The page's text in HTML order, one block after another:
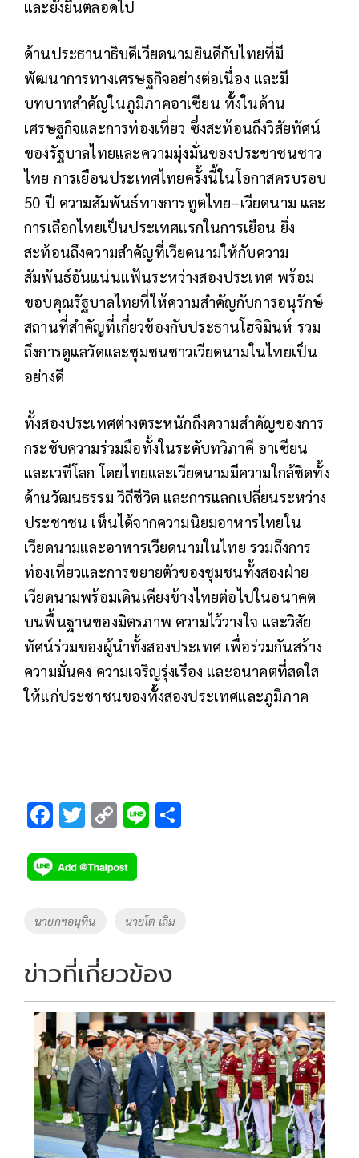
และยั่งยืนตลอดไป
ด้านประธานาธิบดีเวียดนามยินดีกับไทยที่มี
พัฒนาการทางเศรษฐกิจอย่างต่อเนื่อง และมี
บทบาทสำคัญในภูมิภาคอาเซียน ทั้งในด้าน
เศรษฐกิจและการท่องเที่ยว ซึ่งสะท้อนถึงวิสัยทัศน์
ของรัฐบาลไทยและความมุ่งมั่นของประชาชนชาว
ไทย การเยือนประเทศไทยครั้งนี้ในโอกาสครบรอบ
50 ปี ความสัมพันธ์ทางการทูตไทย–เวียดนาม และ
การเลือกไทยเป็นประเทศแรกในการเยือน ยิ่ง
สะท้อนถึงความสำคัญที่เวียดนามให้กับความ
สัมพันธ์อันแน่นแฟ้นระหว่างสองประเทศ พร้อม
ขอบคุณรัฐบาลไทยที่ให้ความสำคัญกับการอนุรักษ์
สถานที่สำคัญที่เกี่ยวข้องกับประธานโฮจิมินห์ รวม
ถึงการดูแลวัดและชุมชนชาวเวียดนามในไทยเป็น
อย่างดี
ทั้งสองประเทศต่างตระหนักถึงความสำคัญของการ
กระชับความร่วมมือทั้งในระดับทวิภาคี อาเซียน
และเวทีโลก โดยไทยและเวียดนามมีความใกล้ชิดทั้ง
ด้านวัฒนธรรม วิถีชีวิต และการแลกเปลี่ยนระหว่าง
ประชาชน เห็นได้จากความนิยมอาหารไทยใน
เวียดนามและอาหารเวียดนามในไทย รวมถึงการ
ท่องเที่ยวและการขยายตัวของชุมชนทั้งสองฝ่าย
เวียดนามพร้อมเดินเคียงข้างไทยต่อไปในอนาคต
บนพื้นฐานของมิตรภาพ ความไว้วางใจ และวิสัย
ทัศน์ร่วมของผู้นำทั้งสองประเทศ เพื่อร่วมกันสร้าง
ความมั่นคง ความเจริญรุ่งเรือง และอนาคตที่สดใส
ให้แก่ประชาชนของทั้งสองประเทศและภูมิภาค
F
e
b
o
k
T
tt
er
C
p
y
Li
k
Li
Tags
นายกฯอนุทิน นายโต เลิม
ข่าวที่เกี่ยวข้อง